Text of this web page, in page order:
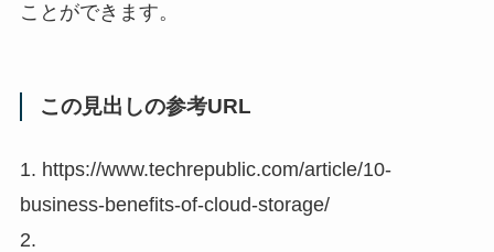
ことができます。
この見出しの参考URL
1. https://www.techrepublic.com/article/10-
business-benefits-of-cloud-storage/
2.